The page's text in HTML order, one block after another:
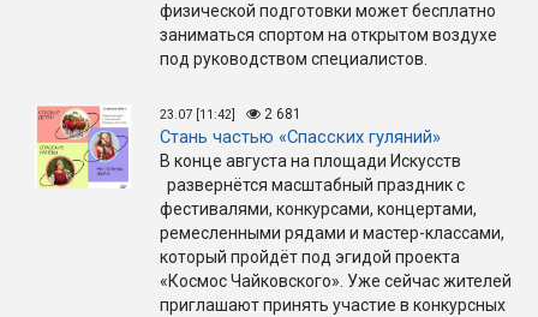
физической подготовки может бесплатно
заниматься спортом на открытом воздухе
под руководством специалистов.
23.07 [11:42] 2 681
Стань частью «Спасских гуляний»
В конце августа на площади Искусств
развернётся масштабный праздник с
фестивалями, конкурсами, концертами,
ремесленными рядами и мастер-классами,
который пройдёт под эгидой проекта
«Космос Чайковского». Уже сейчас жителей
приглашают принять участие в конкурсных